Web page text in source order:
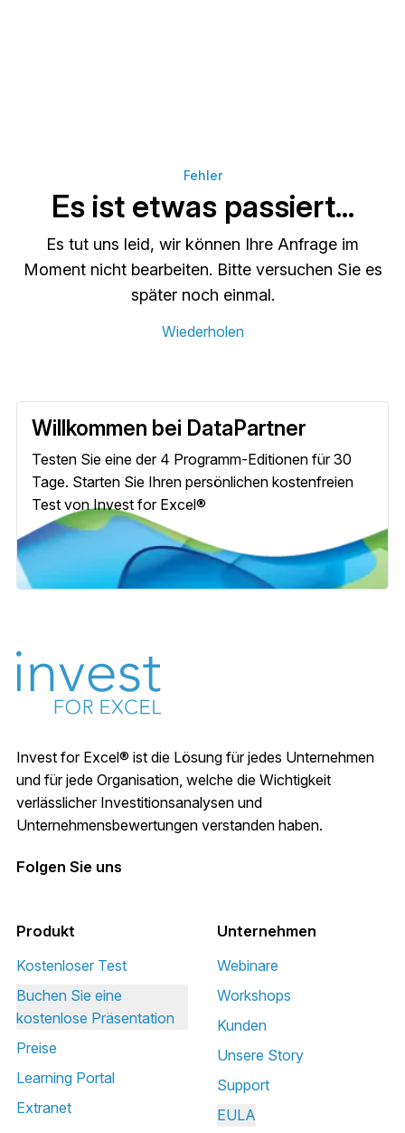
Fehler
Es ist etwas passiert...
Es tut uns leid, wir können Ihre Anfrage im
Moment nicht bearbeiten. Bitte versuchen Sie es
später noch einmal.
Wiederholen
Willkommen bei DataPartner
Testen Sie eine der 4 Programm-Editionen für 30
Tage. Starten Sie Ihren persönlichen kostenfreien
Test von Invest for Excel®
Invest for Excel® ist die Lösung für jedes Unternehmen
und für jede Organisation, welche die Wichtigkeit
verlässlicher Investitionsanalysen und
Unternehmensbewertungen verstanden haben.
Folgen Sie uns
Produkt
Kostenloser Test
Buchen Sie eine
kostenlose Präsentation
Preise
Learning Portal
Extranet
Unternehmen
Webinare
Workshops
Kunden
Unsere Story
Support
EULA